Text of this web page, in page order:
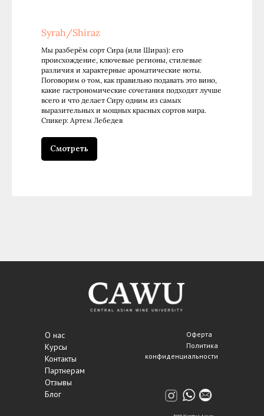
Syrah/Shiraz
Мы разберём сорт Сира (или Шираз): его
происхождение, ключевые регионы, стилевые
различия и характерные ароматические ноты.
Поговорим о том, как правильно подавать это вино,
какие гастрономические сочетания подходят лучше
всего и что делает Сиру одним из самых
выразительных и мощных красных сортов мира.
Спикер: Артем Лебедев
Смотреть
Контакты
Курсы
О нас
Партнерам
Отзывы
Блог
Оферта
Политика
конфиденциальности